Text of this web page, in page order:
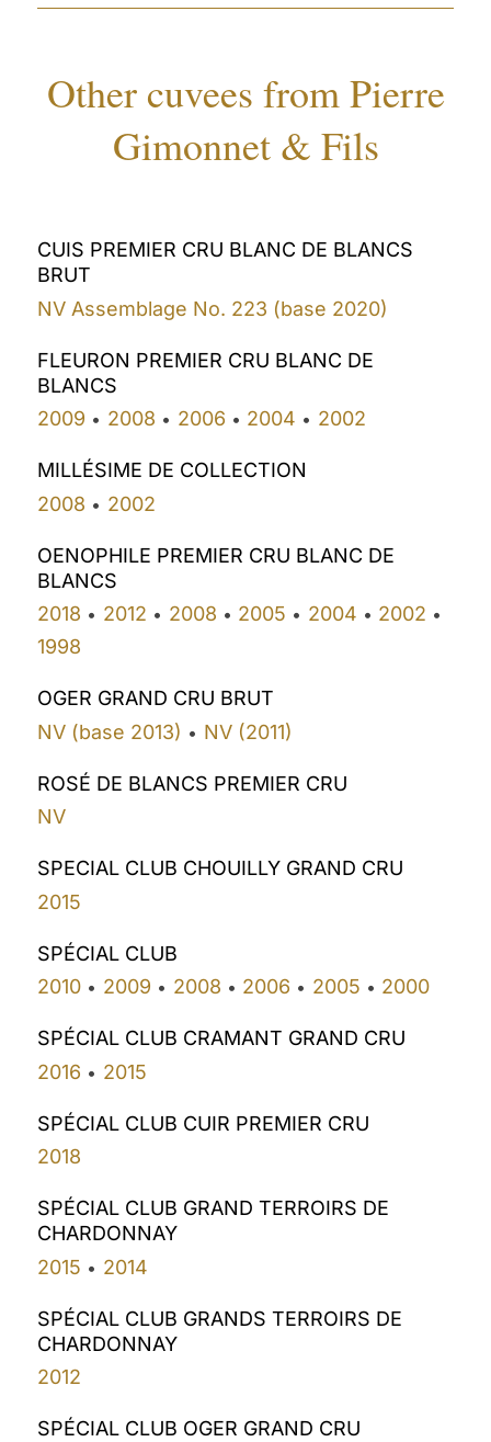
Other cuvees from Pierre
Gimonnet & Fils
CUIS PREMIER CRU BLANC DE BLANCS
BRUT
NV Assemblage No. 223 (base 2020)
FLEURON PREMIER CRU BLANC DE
BLANCS
2009 • 2008 • 2006 • 2004 • 2002
MILLÉSIME DE COLLECTION
2008 • 2002
OENOPHILE PREMIER CRU BLANC DE
BLANCS
2018 • 2012 • 2008 • 2005 • 2004 • 2002 •
1998
OGER GRAND CRU BRUT
NV (base 2013) • NV (2011)
ROSÉ DE BLANCS PREMIER CRU
NV
SPECIAL CLUB CHOUILLY GRAND CRU
2015
SPÉCIAL CLUB
2010 • 2009 • 2008 • 2006 • 2005 • 2000
SPÉCIAL CLUB CRAMANT GRAND CRU
2016 • 2015
SPÉCIAL CLUB CUIR PREMIER CRU
2018
SPÉCIAL CLUB GRAND TERROIRS DE
CHARDONNAY
2015 • 2014
SPÉCIAL CLUB GRANDS TERROIRS DE
CHARDONNAY
2012
SPÉCIAL CLUB OGER GRAND CRU